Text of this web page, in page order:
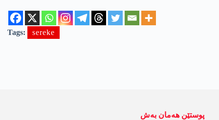
Tags: sereke
پوستێن ھەمان بەش